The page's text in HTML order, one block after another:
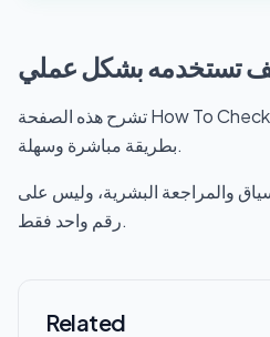
تستخدمه بشكل عملي
تشرح هذه الصفحة How To Check If Text Is AI Generated
بطريقة مباشرة وسهلة.
والمراجعة البشرية، وليس على
رقم واحد فقط.
Related